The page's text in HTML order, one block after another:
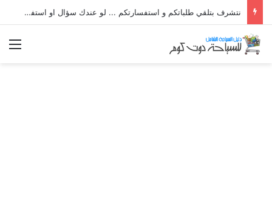
نتشرف بتلقي طلباتكم و استفسارتكم ... لو عندك سؤال او استفسار ماتدرددش فى طلب المساعدة